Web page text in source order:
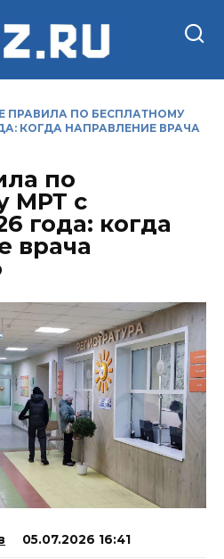
ПРАВИЛА ПО БЕСПЛАТНОМУ
КОГДА НАПРАВЛЕНИЕ ВРАЧА
по
МРТ с
года: когда
врача
05.07.2026 16:41